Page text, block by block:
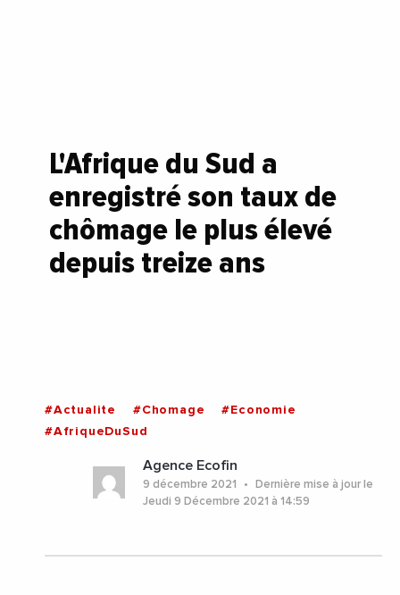
L'Afrique du Sud a
enregistré son taux de
chômage le plus élevé
depuis treize ans
#Actualite #Chomage
#Economie
#AfriqueDuSud
Agence Ecofin
9 décembre 2021
Dernière mise à jour le
Jeudi 9 Décembre 2021 à 14:59